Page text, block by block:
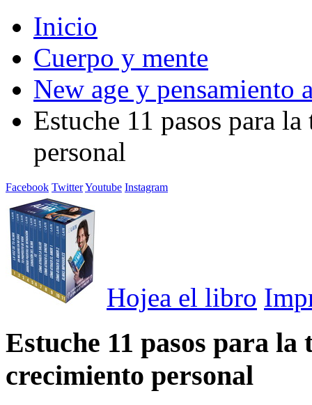
Inicio
Cuerpo y mente
New age y pensamiento
Estuche 11 pasos para
personal
Facebook TwitterYoutube Instagram
Hojea el libro
Estuche 11 pasos para
crecimiento personal